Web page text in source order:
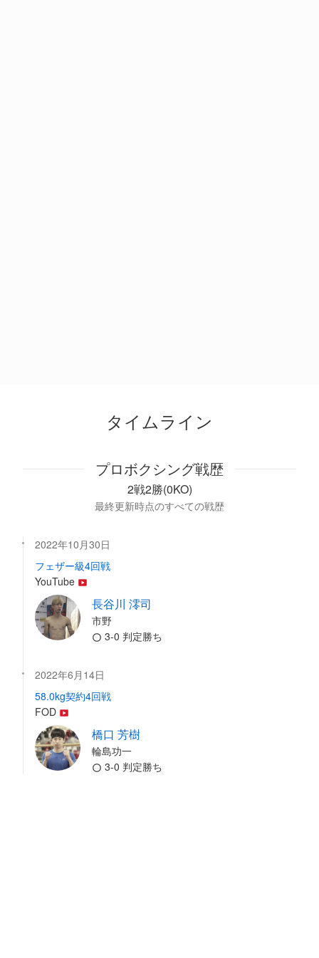
タイムライン
プロボクシング戦歴
2戦2勝(0KO)
最終更新時点のすべての戦歴
2022年10月30日
フェザー級4回戦
YouTube
長谷川 澪司
市野
3-0 判定勝ち
2022年6月14日
58.0kg契約4回戦
FOD
橋口 芳樹
輪島功一
3-0 判定勝ち